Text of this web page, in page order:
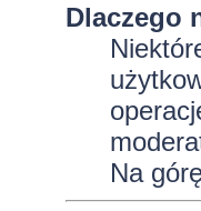
Dlaczego
Na